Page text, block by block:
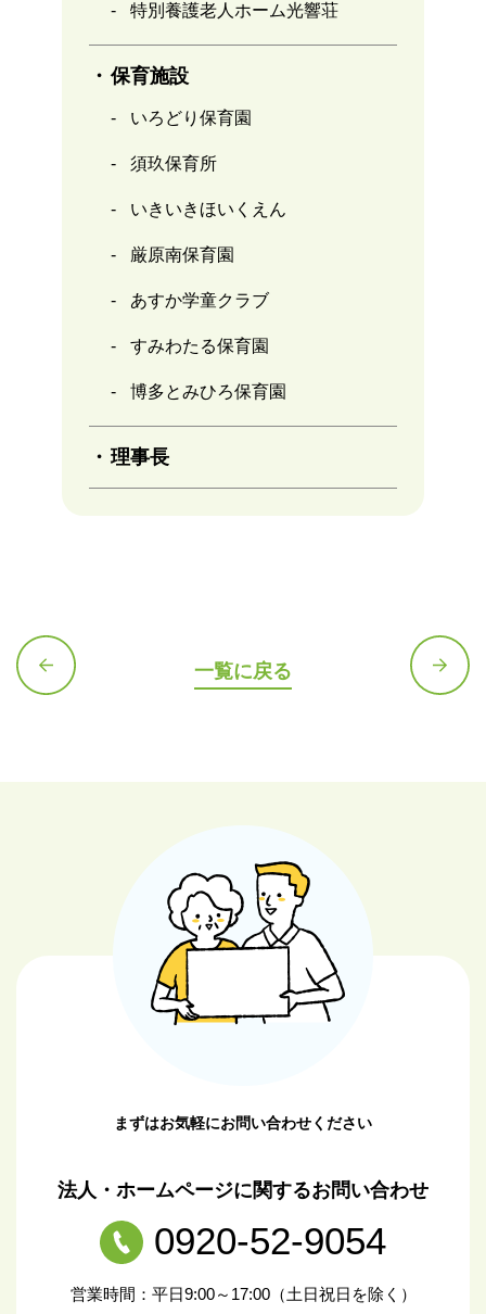
特別養護老人ホーム光響荘
保育施設
いろどり保育園
須玖保育所
いきいきほいくえん
厳原南保育園
あすか学童クラブ
すみわたる保育園
博多とみひろ保育園
理事長
一覧に戻る
まずはお気軽にお問い合わせください
法人・ホームページに関するお問い合わせ
0920-52-9054
営業時間：平日9:00～17:00（土日祝日を除く）